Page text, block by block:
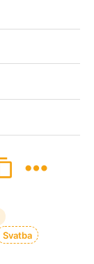
Svatba